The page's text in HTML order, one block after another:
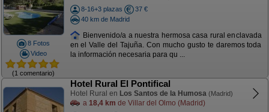
8 Fotos
Video
(1 comentario)
8-16+3 plazas
37 €
40 km de Madrid
Bienvenido/a a nuestra hermosa casa rural enclavada
en el Valle del Tajuña. Con mucho gusto te daremos toda
la información necesaria para qu ...
Hotel Rural El Pontifical
Hotel Rural en Los Santos de la Humosa (Madrid)
a 18,4 km de Villar del Olmo (Madrid)